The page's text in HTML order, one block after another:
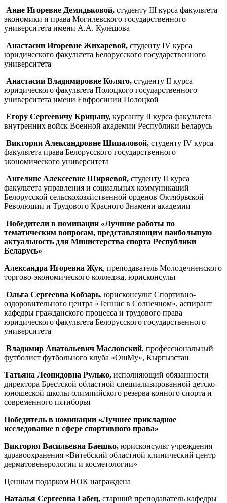
Анне Игоревне Демидьковой, студенту III курса факультета
экономики и права Могилевского государственного
университета имени А.А. Кулешова
Анастасии Игоревне Жихаревой, студенту IV курса
юридического факультета Белорусского государственного
университета
Анастасии Владимировне Коляго, студенту II курса
юридического факультета Полоцкого государственного
университета имени Евфросинии Полоцкой
Егору Сергеевичу Крицыну, курсанту II курса факультета
внутренних войск Военной академии Республики Беларусь
Виктории Александровне Шипаловой, студенту IV курса
факультета права Белорусского государственного
экономического университета
Ангелине Алексеевне Ширяевой, студенту II курса
факультета управления и социальных коммуникаций
Белорусской сельскохозяйственной орденов Октябрьской
Революции и Трудового Красного Знамени академии
Победители в номинации «Лучшие работы по
тематическим вопросам, представляющим наибольшую
актуальность для Министерства спорта Республики
Беларусь»
Александра Игоревна Жук, преподаватель Молодечненского
торгово-экономического колледжа, юрисконсульт
Ольга Сергеевна Кобзарь, юрисконсульт Спортивно-
оздоровительного центра «Теннис в Солнечном», аспирант
кафедры гражданского процесса и трудового права
юридического факультета Белорусского государственного
университета
Владимир Анатольевич Масловский, профессиональный
футболист футбольного клуба «ОшМу», Кыргызстан
Татьяна Леонидовна Рулько, исполняющий обязанности
директора Брестской областной специализированной детско-
юношеской школы олимпийского резерва конного спорта и
современного пятиборья
Победитель в номинации «Лучшее прикладное
исследование в сфере спортивного права»
Виктория Васильевна Баешко, юрисконсульт учреждения
здравоохранения «Витебский областной клинический центр
дерматовенерологии и косметологии»
Ценным подарком НОК награждена
Наталья Сергеевна Габец, старший преподаватель кафедры